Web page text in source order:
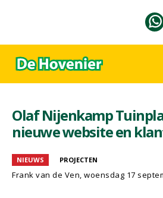
Olaf Nijenkamp
nieuwe website en
NIEUWS PROJECTEN
Frank van de Ven, woensdag 17